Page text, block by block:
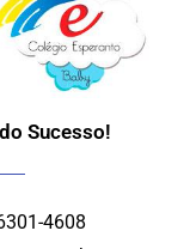
Sucesso!
4608